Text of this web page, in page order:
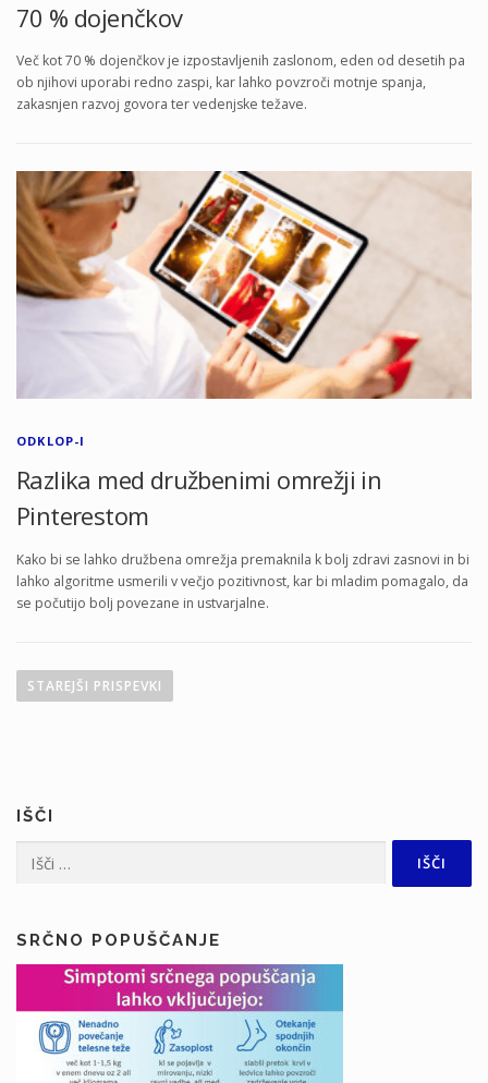
70 % dojenčkov
Več kot 70 % dojenčkov je izpostavljenih zaslonom, eden od desetih pa
ob njihovi uporabi redno zaspi, kar lahko povzroči motnje spanja,
zakasnjen razvoj govora ter vedenjske težave.
ODKLOP-I
Razlika med družbenimi omrežji in
Pinterestom
Kako bi se lahko družbena omrežja premaknila k bolj zdravi zasnovi in bi
lahko algoritme usmerili v večjo pozitivnost, kar bi mladim pomagalo, da
se počutijo bolj povezane in ustvarjalne.
a
c
p
r
STAREJŠI PRISPEVKI
IŠČI
SRČNO POPUŠČANJE